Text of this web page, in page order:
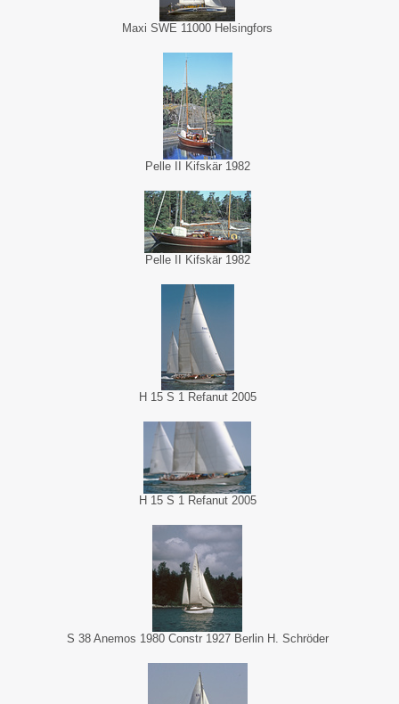
Maxi SWE 11000 Helsingfors
Pelle II Kifskär 1982
Pelle II Kifskär 1982
H 15 S 1 Refanut 2005
H 15 S 1 Refanut 2005
S 38 Anemos 1980 Constr 1927 Berlin H. Schröder